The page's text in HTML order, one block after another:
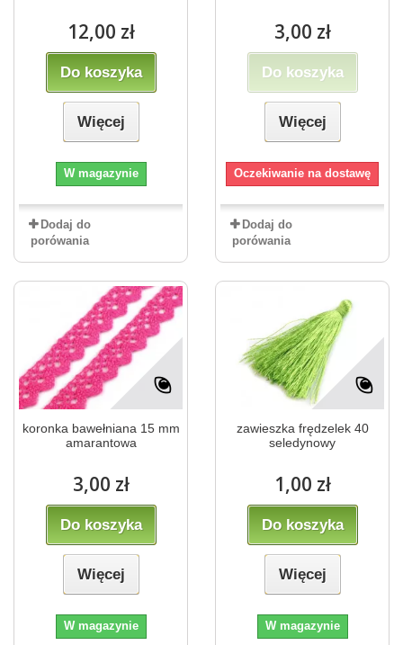
12,00 zł
Do koszyka
Więcej
W magazynie
Dodaj do
porówania
3,00 zł
Do koszyka
Więcej
Oczekiwanie na dostawę
Dodaj do
porówania
koronka bawełniana 15 mm
amarantowa
3,00 zł
Do koszyka
Więcej
W magazynie
zawieszka frędzelek 40
seledynowy
1,00 zł
Do koszyka
Więcej
W magazynie